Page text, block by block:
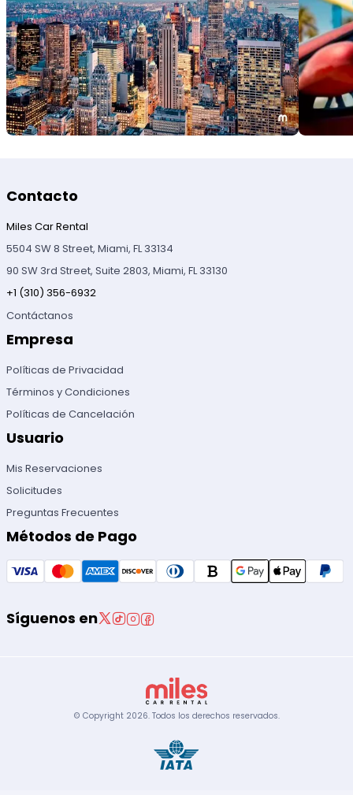
Contacto
Miles Car Rental
5504 SW 8 Street, Miami, FL 33134
90 SW 3rd Street, Suite 2803, Miami, FL 33130
+1 (310) 356-6932
Contáctanos
Empresa
Políticas de Privacidad
Términos y Condiciones
Políticas de Cancelación
Usuario
Mis Reservaciones
Solicitudes
Preguntas Frecuentes
Métodos de Pago
Síguenos en
© Copyright 2026. Todos los derechos reservados.